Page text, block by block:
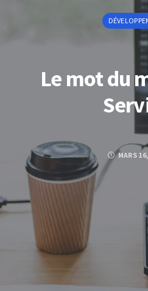
Le mot du
MARS
KHEDIJA BOUHAOUALA